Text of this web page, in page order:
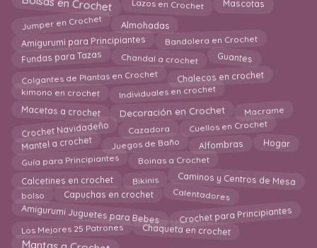
Bolsas en Crochet Lazos en Crochet Mascotas
Jumper en Crochet Almohadas
Amigurumi para Principiantes Bandolera en Crochet
Fundas para Tazas Chandal a crochet Guantes
Colgantes de Plantas en Crochet Chalecos en crochet
kimono en crochet Individuales en crochet
Macetas a crochet Decoración en Crochet Macrame
Crochet Navidadeño Cazadora Cuellos en Crochet
Mantel a crochet Juegos de Baño Alfombras Hogar
Guía para Principiantes Boinas a Crochet
Calcetines en crochet Bikinis Caminos y Centros de Mesa
bolso Capuchas en crochet Calentadores
Amigurumi Juguetes para Bebes Crochet para Principiantes
Los Mejores 25 Patrones Chaqueta en crochet